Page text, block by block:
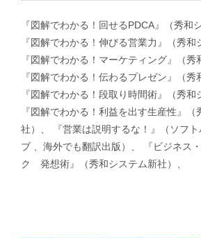
『図解でわかる！回せるPDCA』（秀和
『図解でわかる！伸びる営業力』（秀和
『図解でわかる！マーケティング』（秀
『図解でわかる！伝わるプレゼン』（秀
『図解でわかる！段取り時間術』（秀和
『図解でわかる！利益を出す生産性』（
社）、 『営業は説明するな！』（ソフ
ブ 、海外でも翻訳出版）、 『ビジネス
ク 発想術』（秀和システム新社）、